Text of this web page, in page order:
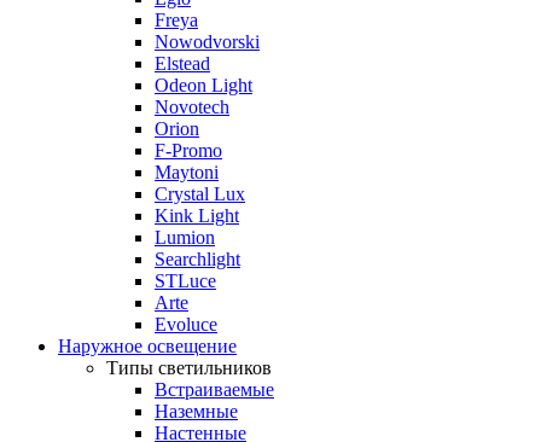
Freya
Nowodvorski
Elstead
Odeon Light
Novotech
Orion
F-Promo
Maytoni
Crystal Lux
Kink Light
Lumion
Searchlight
STLuce
Arte
Evoluce
Наружное освещение
Типы светильников
Встраиваемые
Наземные
Настенные